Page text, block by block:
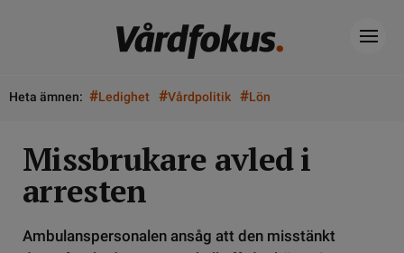
Heta ämnen: #Ledighet #Vårdpolitik #Lön
Missbrukare avled i
arresten
Ambulanspersonalen ansåg att den misstänkt